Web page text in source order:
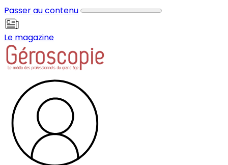
Passer au contenu
Le magazine
Panneau de gestion des cookies